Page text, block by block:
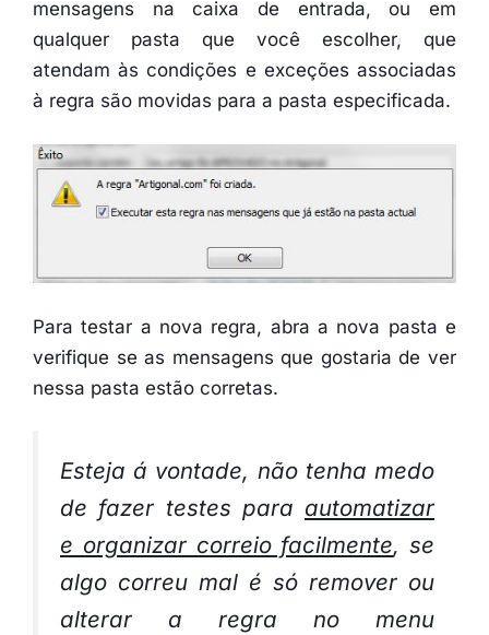
mensagens na caixa de entrada, ou em
qualquer pasta que você escolher, que
atendam às condições e exceções associadas
à regra são movidas para a pasta especificada.
Para testar a nova regra, abra a nova pasta e
verifique se as mensagens que gostaria de ver
nessa pasta estão corretas.
Esteja á vontade, não tenha medo
de fazer testes para automatizar
e organizar correio facilmente, se
algo correu mal é só remover ou
alterar a regra no menu